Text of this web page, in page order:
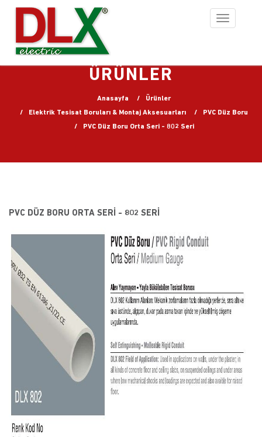
Toggle
navigation
ÜRÜNLER
Anasayfa
Ürünler
Elektrik Tesisat Boruları & Montaj Aksesuarları
PVC Düz Boru
PVC Düz Boru Orta Seri - 802 Seri
PVC DÜZ BORU ORTA SERI - 802 SERI